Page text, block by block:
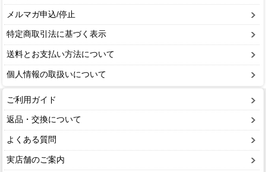
メルマガ申込/停止
特定商取引法に基づく表示
送料とお支払い方法について
個人情報の取扱いについて
ご利用ガイド
返品・交換について
よくある質問
実店舗のご案内